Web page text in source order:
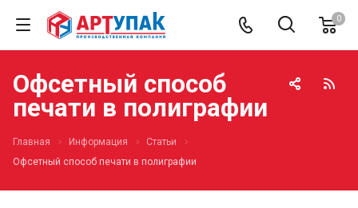
0
Офсетный способ
печати в полиграфии
Главная Информация
Статьи
Офсетный способ печати в полиграфии